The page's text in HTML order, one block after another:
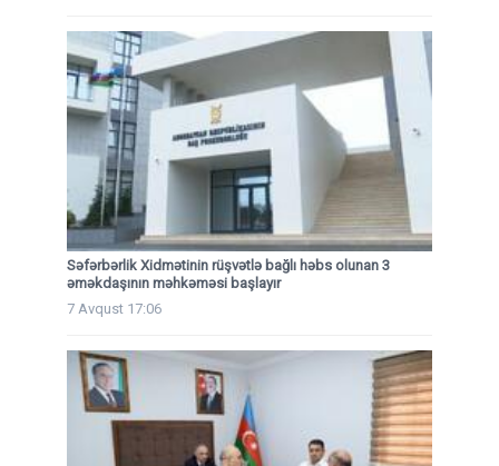
Səfərbərlik Xidmətinin rüşvətlə bağlı həbs olunan 3
əməkdaşının məhkəməsi başlayır
7 Avqust 17:06